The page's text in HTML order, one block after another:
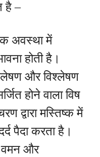
है –
अवस्था में
होती है।
और विश्लेषण
होने वाला विष
द्वारा मस्तिष्क में
पैदा करता है।
वमन और